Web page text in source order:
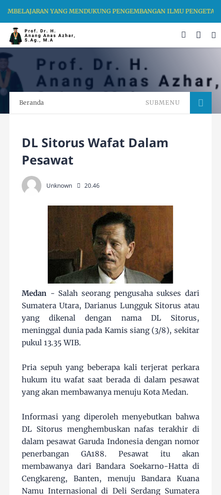
YANG MENDUKUNG PENGEMBANGAN ILMU
Beranda SUBMENU
DL Sitorus Wafat Dalam
Pesawat
Unknown 20.46
Medan - Salah seorang pengusaha sukses dari
Sumatera Utara, Darianus Lungguk Sitorus atau
yang dikenal dengan nama DL Sitorus,
meninggal dunia pada Kamis siang (3/8), sekitar
pukul 13.35 WIB.
Pria sepuh yang beberapa kali terjerat perkara
hukum itu wafat saat berada di dalam pesawat
yang akan membawanya menuju Kota Medan.
Informasi yang diperoleh menyebutkan bahwa
DL Sitorus menghembuskan nafas terakhir di
dalam pesawat Garuda Indonesia dengan nomor
penerbangan GA188. Pesawat itu akan
membawanya dari Bandara Soekarno-Hatta di
Cengkareng, Banten, menuju Bandara Kuana
Namu Internasional di Deli Serdang Sumatera